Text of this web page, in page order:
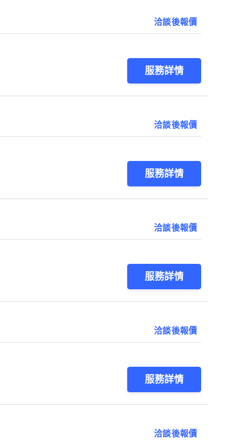
洽談後報價
服務詳情
洽談後報價
服務詳情
洽談後報價
服務詳情
洽談後報價
服務詳情
洽談後報價